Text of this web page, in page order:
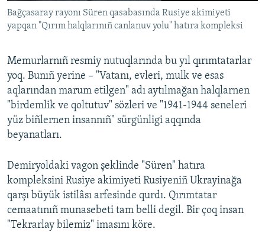
Bağçasaray rayonı Süren qasabasında Rusiye akimiyeti
yapqan "Qırım halqlarınıñ canlanuv yolu" hatıra kompleksi
Memurlarnıñ resmiy nutuqlarında bu yıl qırımtatarlar
yoq. Bunıñ yerine – "Vatanı, evleri, mulk ve esas
aqlarından marum etilgen" adı aytılmağan halqlarnen
"birdemlik ve qoltutuv" sözleri ve "1941-1944 seneleri
yüz biñlernen insannıñ" sürgünligi aqqında
beyanatları.
Demiryoldaki vagon şeklinde "Süren" hatıra
kompleksini Rusiye akimiyeti Rusiyeniñ Ukrayinağa
qarşı büyük istilâsı arfesinde qurdı. Qırımtatar
cemaatınıñ munasebeti tam belli degil. Bir çoq insan
"Tekrarlay bilemiz" imasını köre.